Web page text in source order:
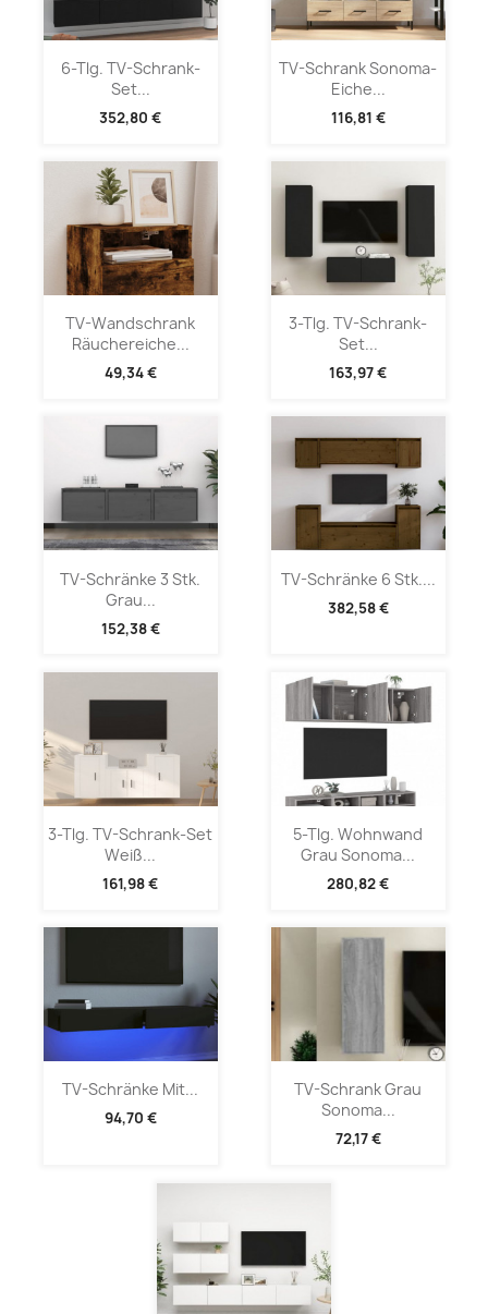
6-Tlg. TV-Schrank-
Set...
352,80 €
TV-Schrank Sonoma-
Eiche...
116,81 €
TV-Wandschrank
Räuchereiche...
49,34 €
3-Tlg. TV-Schrank-
Set...
163,97 €
TV-Schränke 3 Stk.
Grau...
152,38 €
TV-Schränke 6 Stk....
382,58 €
3-Tlg. TV-Schrank-Set
Weiß...
161,98 €
5-Tlg. Wohnwand
Grau Sonoma...
280,82 €
TV-Schränke Mit...
94,70 €
TV-Schrank Grau
Sonoma...
72,17 €